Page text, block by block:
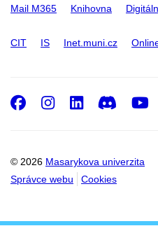
Mail M365 Knihovna
CIT IS Inet.muni.cz
© 2026 Masarykova univerzita
Správce webu
Cookies
Facebook
Instagram